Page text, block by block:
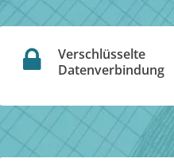
Verschlüsselte
Datenverbindung